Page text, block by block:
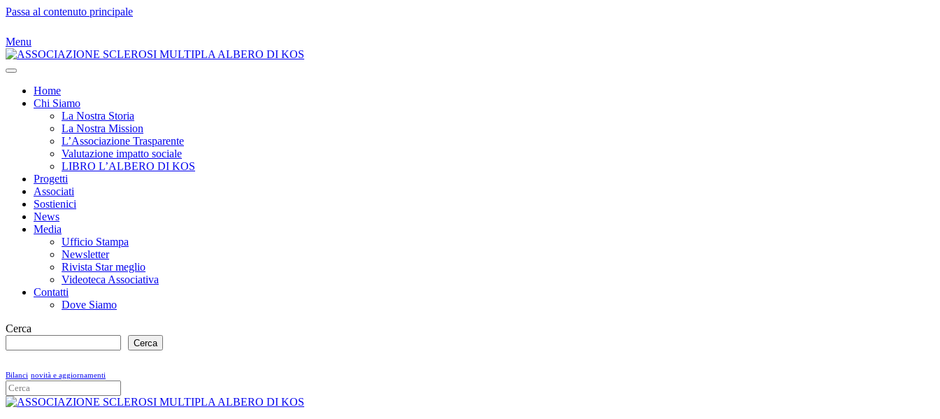
Passa al contenuto principale
Menu
Home
Chi Siamo
La Nostra Storia
La Nostra Mission
L’Associazione Trasparente
Valutazione impatto sociale
LIBRO L’ALBERO DI KOS
Progetti
Associati
Sostienici
News
Media
Ufficio Stampa
Newsletter
Rivista Star meglio
Videoteca Associativa
Contatti
Dove Siamo
Cerca
Cerca
Bilanci novità e aggiornamenti